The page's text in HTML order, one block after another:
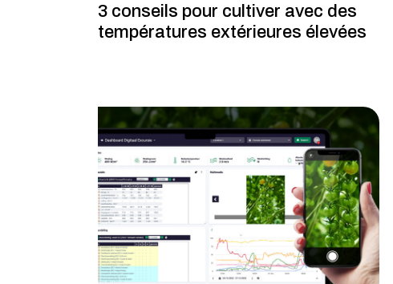
3 conseils pour cultiver avec des
températures extérieures élevées